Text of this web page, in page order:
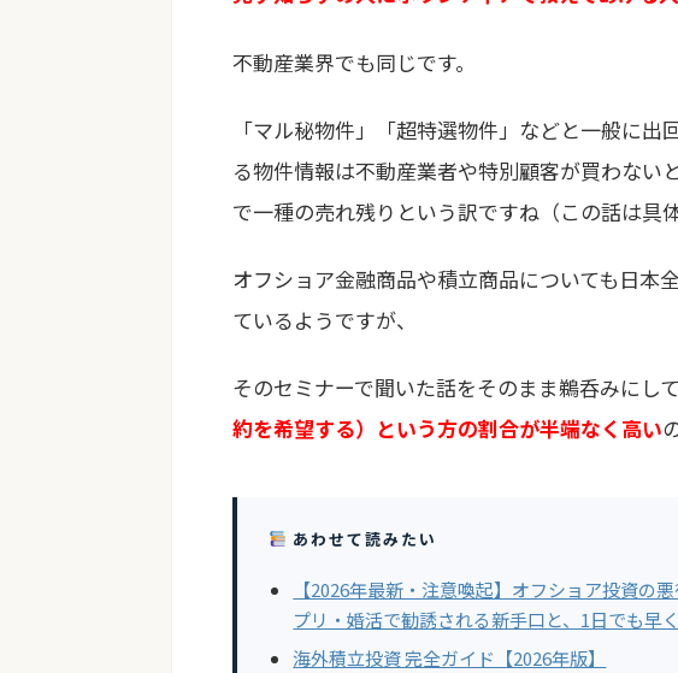
不動産業界でも同じです。
「マル秘物件」「超特選物件」などと一般に
る物件情報は不動産業者や特別顧客が買わない
で一種の売れ残りという訳ですね（この話は具
オフショア金融商品や積立商品についても日本
ているようですが、
そのセミナーで聞いた話をそのまま鵜呑みにし
約を希望する）という方の割合が半端なく高い
あわせて読みたい
【2026年最新・注意喚起】オフショア投資の
プリ・婚活で勧誘される新手口と、1日でも早
海外積立投資 完全ガイド【2026年版】